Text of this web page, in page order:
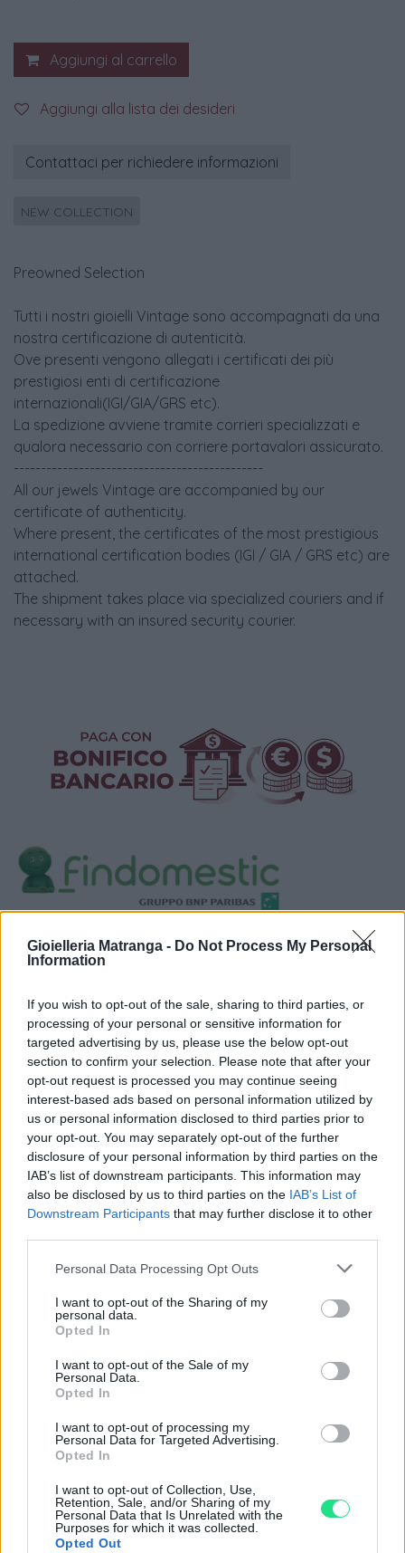
Gioielleria Matranga - Do Not Process My Personal
Information
If you wish to opt-out of the sale, sharing to third parties, or
processing of your personal or sensitive information for
targeted advertising by us, please use the below opt-out
section to confirm your selection. Please note that after your
opt-out request is processed you may continue seeing
interest-based ads based on personal information utilized by
us or personal information disclosed to third parties prior to
your opt-out. You may separately opt-out of the further
disclosure of your personal information by third parties on the
IAB’s list of downstream participants. This information may
also be disclosed by us to third parties on the IAB’s List of
Downstream Participants that may further disclose it to other
Please note that this website/app uses one or more Google
not limited to your visit or usage behaviour. You may click to
grant or deny consent to Google and its third-party tags to
use your data for below specified purposes in below Google
consent section.
Personal Data Processing Opt Outs
I want to opt-out of the Sharing of my
personal data.
Opted In
I want to opt-out of the Sale of my
Personal Data.
Opted In
I want to opt-out of processing my
Personal Data for Targeted Advertising.
Opted In
I want to opt-out of Collection, Use,
Retention, Sale, and/or Sharing of my
Personal Data that Is Unrelated with the
Purposes for which it was collected.
Opted Out
Aggiungi al carrello
Aggiungi alla lista dei desideri
Contattaci per richiedere informazioni
NEW COLLECTION
Preowned Selection
Tutti i nostri gioielli Vintage sono accompagnati da una
nostra certificazione di autenticità.
Ove presenti vengono allegati i certificati dei più
prestigiosi enti di certificazione
internazionali(IGI/GIA/GRS etc).
La spedizione avviene tramite corrieri specializzati e
qualora necessario con corriere portavalori assicurato.
----------------------------------------------
All our jewels Vintage are accompanied by our
certificate of authenticity.
Where present, the certificates of the most prestigious
international certification bodies (IGI / GIA / GRS etc) are
attached.
The shipment takes place via specialized couriers and if
necessary with an insured security courier.
Politiche dei prezzi online
iRef:120
Google
4.8
Basato su 408 reviews
Powered byLocalImpact
Garanzia di due annisui prodotti usati, verificati dal
nostro laboratorio di assistenza.
Spedizione gratuitaper ordini superiori a 150 euro.
Per maggiori dettagli consultate la nostra
Contattaci per richiedere maggiori
informazioni o prenotare una